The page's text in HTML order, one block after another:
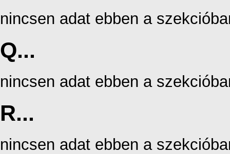
nincsen adat ebben a
Q...
nincsen adat ebben a
R...
nincsen adat ebben a